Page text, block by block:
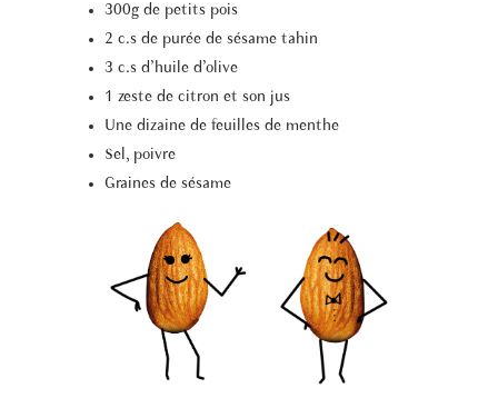
300g de petits pois
2 c.s de purée de sésame tahin
3 c.s d’huile d’olive
1 zeste de citron et son jus
Une dizaine de feuilles de menthe
Sel, poivre
Graines de sésame